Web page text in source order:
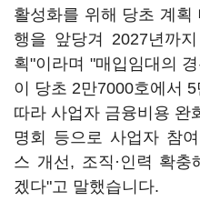
활성화를 위해 당초 계획
행을 앞당겨 2027년까
획"이라며 "매입임대의
이 당초 2만7000호에서
따라 사업자 금융비용 완
명회 등으로 사업자 참
스 개선, 조직·인력 확
겠다"고 말했습니다.